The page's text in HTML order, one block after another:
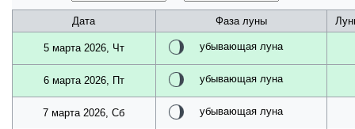
Дата Фаза луны
5 марта 2026, Чт убывающая луна
6 марта 2026, Пт убывающая луна
7 марта 2026, Сб убывающая луна